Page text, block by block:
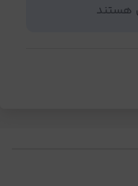
هستند